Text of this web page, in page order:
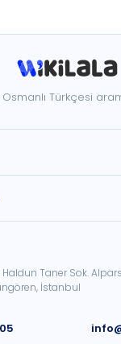
Osmanlı Türkçesi
Taner Sok.
İstanbul